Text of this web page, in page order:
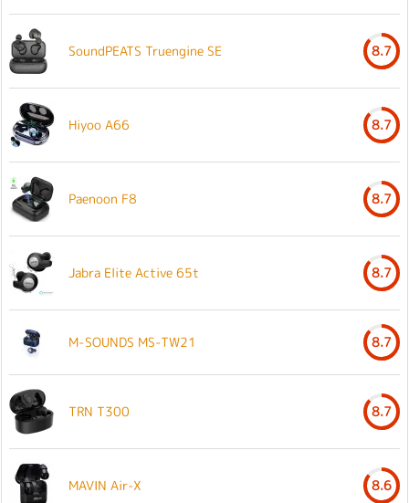
SoundPEATS Truengine SE 8.7
Hiyoo A66 8.7
Paenoon F8 8.7
Jabra Elite Active 65t 8.7
M-SOUNDS MS-TW21 8.7
TRN T300 8.7
MAVIN Air-X 8.6